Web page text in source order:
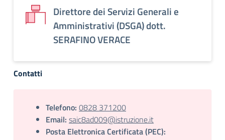
Direttore dei Servizi Generali e
Amministrativi (DSGA) dott.
SERAFINO VERACE
Contatti
Telefono: 0828 371200
Email: saic8ad009@istruzione.it
Posta Elettronica Certificata (PEC):